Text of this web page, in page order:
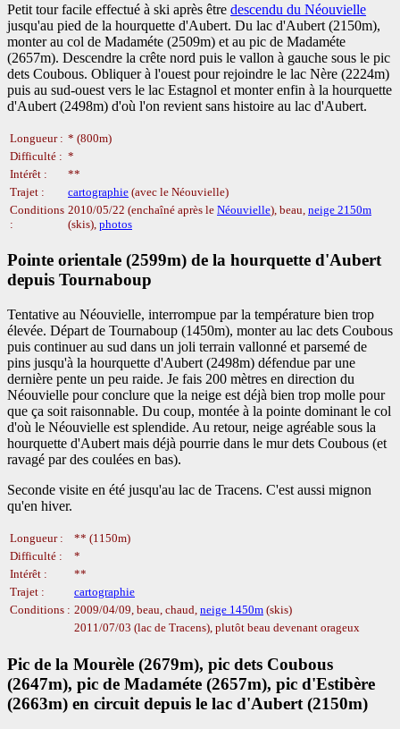
Petit tour facile effectué à ski après être descendu du Néouvielle
jusqu'au pied de la hourquette d'Aubert. Du lac d'Aubert (2150m),
monter au col de Madaméte (2509m) et au pic de Madaméte
(2657m). Descendre la crête nord puis le vallon à gauche sous le pic
dets Coubous. Obliquer à l'ouest pour rejoindre le lac Nère (2224m)
puis au sud-ouest vers le lac Estagnol et monter enfin à la hourquette
d'Aubert (2498m) d'où l'on revient sans histoire au lac d'Aubert.
Longueur : * (800m)
Difficulté : *
Intérêt :
**
Trajet :
cartographie (avec le Néouvielle)
Conditions
:
2010/05/22 (enchaîné après le Néouvielle), beau, neige 2150m
(skis), photos
Pointe orientale (2599m) de la hourquette d'Aubert
depuis Tournaboup
Tentative au Néouvielle, interrompue par la température bien trop
élevée. Départ de Tournaboup (1450m), monter au lac dets Coubous
puis continuer au sud dans un joli terrain vallonné et parsemé de
pins jusqu'à la hourquette d'Aubert (2498m) défendue par une
dernière pente un peu raide. Je fais 200 mètres en direction du
Néouvielle pour conclure que la neige est déjà bien trop molle pour
que ça soit raisonnable. Du coup, montée à la pointe dominant le col
d'où le Néouvielle est splendide. Au retour, neige agréable sous la
hourquette d'Aubert mais déjà pourrie dans le mur dets Coubous (et
ravagé par des coulées en bas).
Seconde visite en été jusqu'au lac de Tracens. C'est aussi mignon
qu'en hiver.
Longueur :
** (1150m)
Difficulté :
*
Intérêt :
**
Trajet :
cartographie
Conditions : 2009/04/09, beau, chaud, neige 1450m (skis)
2011/07/03 (lac de Tracens), plutôt beau devenant orageux
Pic de la Mourèle (2679m), pic dets Coubous
(2647m), pic de Madaméte (2657m), pic d'Estibère
(2663m) en circuit depuis le lac d'Aubert (2150m)